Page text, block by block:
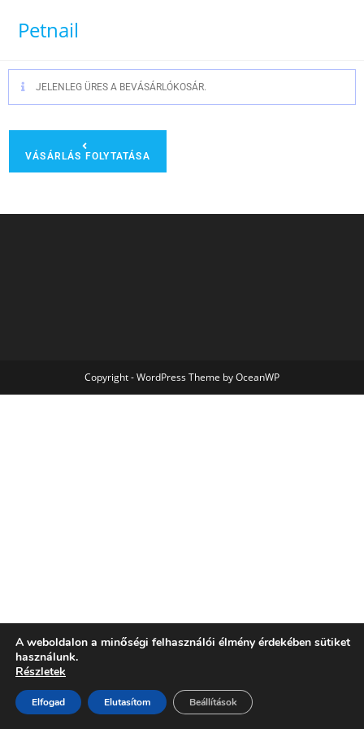
Petnail
JELENLEG ÜRES A BEVÁSÁRLÓKOSÁR.
VÁSÁRLÁS FOLYTATÁSA
Copyright - WordPress Theme by OceanWP
A weboldalon a minőségi felhasználói élmény érdekében sütiket
használunk.
Részletek
Elfogad Elutasítom Beállítások